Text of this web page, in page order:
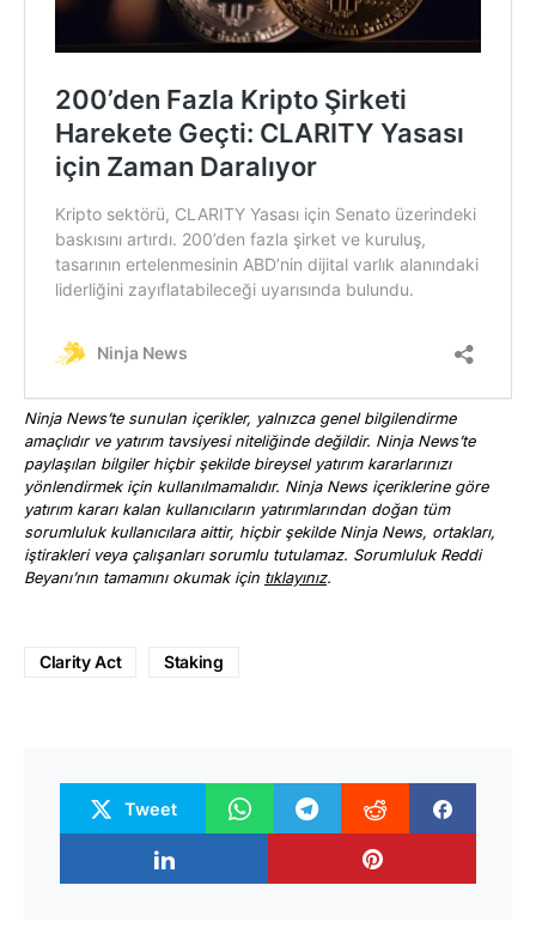
Ninja News’te sunulan içerikler, yalnızca genel bilgilendirme
amaçlıdır ve yatırım tavsiyesi niteliğinde değildir. Ninja News’te
paylaşılan bilgiler hiçbir şekilde bireysel yatırım kararlarınızı
yönlendirmek için kullanılmamalıdır. Ninja News içeriklerine göre
yatırım kararı kalan kullanıcıların yatırımlarından doğan tüm
sorumluluk kullanıcılara aittir, hiçbir şekilde Ninja News, ortakları,
iştirakleri veya çalışanları sorumlu tutulamaz. Sorumluluk Reddi
Beyanı’nın tamamını okumak için tıklayınız.
Clarity Act Staking
Tweet